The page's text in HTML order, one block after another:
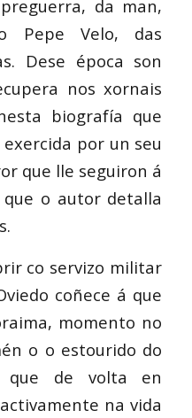
da man,
Pepe Velo, das
Dese época son
nos xornais
biografía que
por un seu
que lle seguiron á
o autor detalla
co servizo militar
coñece á que
momento no
o o estourido do
que de volta en
na vida